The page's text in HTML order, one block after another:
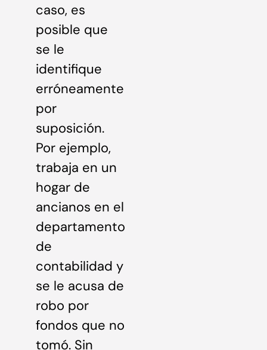
caso, es
posible que
se le
identifique
erróneamente
por
suposición.
Por ejemplo,
trabaja en un
hogar de
ancianos en el
departamento
de
contabilidad y
se le acusa de
robo por
fondos que no
tomó. Sin